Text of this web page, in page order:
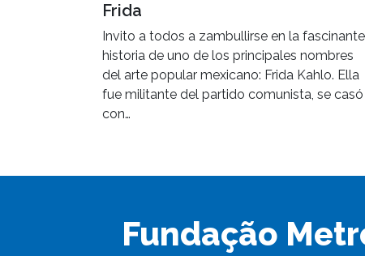
Frida
Invito a todos a zambullirse en la fascinante
historia de uno de los principales nombres
del arte popular mexicano: Frida Kahlo. Ella
fue militante del partido comunista, se casó
con…
Fundação